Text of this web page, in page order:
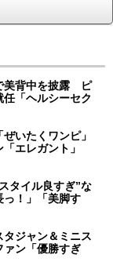
美背中を披露 ピ
「ヘルシーセク
いたくワンピ」
エレガント」
タイル良すぎ”な
！」「美脚す
タジャン＆ミニス
ン「優勝すぎ